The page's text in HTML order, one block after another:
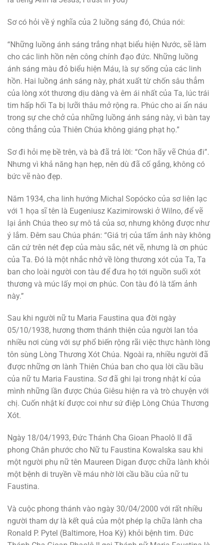
Sơ có hỏi về ý nghĩa của 2 luồng sáng đó, Chúa nói:
“Những luồng ánh sáng trắng nhạt biểu hiện Nước, sẽ làm
cho các linh hồn nên công chính đạo đức. Những luồng
ánh sáng màu đỏ biểu hiện Máu, là sự sống của các linh
hồn. Hai luồng ánh sáng này, phát xuất từ chốn sâu thẳm
của lòng xót thương dịu dàng và êm ái nhất của Ta, lúc trái
tim hấp hối Ta bị lưỡi thâu mở rộng ra. Phúc cho ai ẩn náu
trong sự che chở của những luồng ánh sáng này, vì bàn tay
công thẳng của Thiên Chúa không giáng phạt họ.”
Sơ đi hỏi mẹ bề trên, và bà đã trả lời: “Con hãy vẽ Chúa đi”.
Nhưng vì khả năng hạn hẹp, nên dù đã cố gắng, không có
bức vẽ nào đẹp.
Năm 1934, cha linh hướng Michal Sopócko của sơ liên lạc
với 1 họa sĩ tên là Eugeniusz Kazimirowski ở Wilno, để vẽ
lại ảnh Chúa theo sự mô tả của sơ, nhưng không được như
ý lắm. Đêm sau Chúa phán: “Giá trị của tấm ảnh này không
căn cứ trên nét đẹp của màu sắc, nét vẽ, nhưng là ơn phúc
của Ta. Đó là một nhắc nhở về lòng thương xót của Ta, Ta
ban cho loài người con tàu để đưa họ tới nguồn suối xót
thương và múc lấy mọi ơn phúc. Con tàu đó là tấm ảnh
này.”
Sau khi người nữ tu Maria Faustina qua đời ngày
05/10/1938, hương thơm thánh thiện của người lan tỏa
nhiều nơi cùng với sự phổ biến rộng rãi việc thực hành lòng
tôn sùng Lòng Thương Xót Chúa. Ngoài ra, nhiều người đã
được những ơn lành Thiên Chúa ban cho qua lời cầu bầu
của nữ tu Maria Faustina. Sơ đã ghi lại trong nhật kí của
mình những lần được Chúa Giêsu hiện ra và trò chuyện với
chị. Cuốn nhật kí được coi như sứ điệp Lòng Chúa Thương
Xót.
Ngày 18/04/1993, Ðức Thánh Cha Gioan Phaolô II đã
phong Chân phước cho Nữ tu Faustina Kowalska sau khi
một người phụ nữ tên Maureen Digan được chữa lành khỏi
một bệnh di truyền về máu nhờ lời cầu bầu của nữ tu
Faustina.
Và cuộc phong thánh vào ngày 30/04/2000 với rất nhiều
người tham dự là kết quả của một phép lạ chữa lành cha
Ronald P. Pytel (Baltimore, Hoa Kỳ) khỏi bệnh tim. Ðức